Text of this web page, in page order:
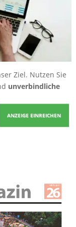
Ziel. Nutzen Sie
unverbindliche
ANZEIGE EINREICHEN